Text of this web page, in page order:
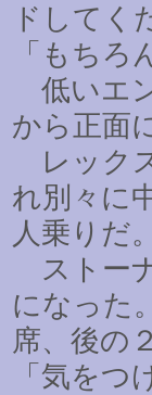
ドしてく
「もちろ
低いエ
から正面
レック
れ別々に
人乗りだ。
ストー
になった
席、後の
「気をつ